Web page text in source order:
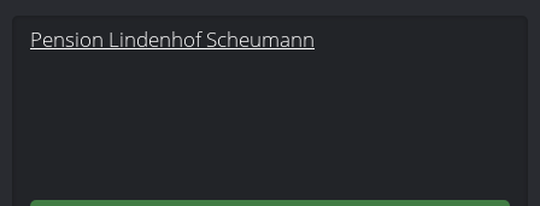
Pension Lindenhof Scheumann